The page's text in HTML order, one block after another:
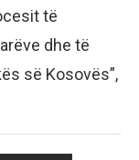
të
dhe të
së Kosovës”,